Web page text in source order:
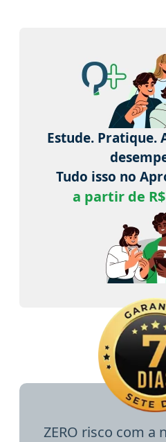
Estude. Pratique.
Tudo isso no
a partir de
ZERO risco com a